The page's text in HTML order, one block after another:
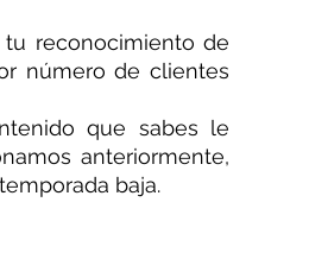
tu reconocimiento de
número de clientes
que sabes le
anteriormente,
baja.